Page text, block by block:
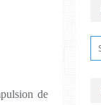
de